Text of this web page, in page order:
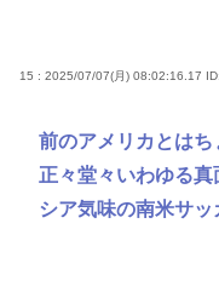
15 : 2025/07/07(月) 08:02:16.17
前のアメリカとは
正々堂々いわゆる
シア気味の南米サッ